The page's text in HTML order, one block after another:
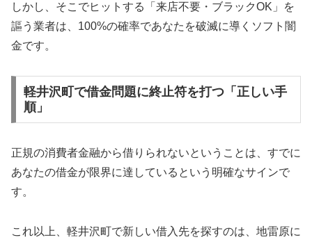
しかし、そこでヒットする「来店不要・ブラックOK」を
謳う業者は、100%の確率であなたを破滅に導くソフト闇
金です。
軽井沢町で借金問題に終止符を打つ「正しい手
順」
正規の消費者金融から借りられないということは、すでに
あなたの借金が限界に達しているという明確なサインで
す。
これ以上、軽井沢町で新しい借入先を探すのは、地雷原に